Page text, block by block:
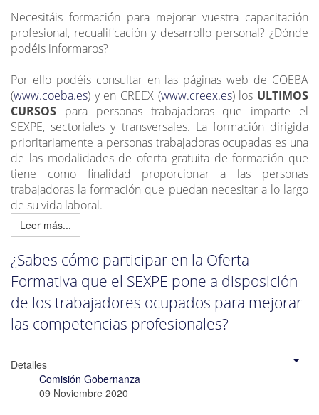
Necesitáis formación para mejorar vuestra capacitación
profesional, recualificación y desarrollo personal? ¿Dónde
podéis informaros?
Por ello podéis consultar en las páginas web de COEBA
(www.coeba.es) y en CREEX (www.creex.es) los ULTIMOS
CURSOS para personas trabajadoras que imparte el
SEXPE, sectoriales y transversales. La formación dirigida
prioritariamente a personas trabajadoras ocupadas es una
de las modalidades de oferta gratuita de formación que
tiene como finalidad proporcionar a las personas
trabajadoras la formación que puedan necesitar a lo largo
de su vida laboral.
Leer más...
¿Sabes cómo participar en la Oferta
Formativa que el SEXPE pone a disposición
de los trabajadores ocupados para mejorar
las competencias profesionales?
Detalles
Comisión Gobernanza
09 Noviembre 2020